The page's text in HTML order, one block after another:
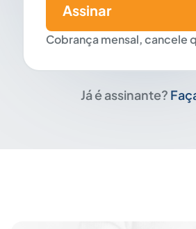
Cobrança mensal, cancele
Assinar
Já é assinante?